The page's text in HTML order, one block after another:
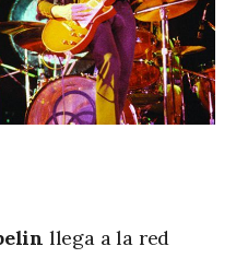
llega a la red